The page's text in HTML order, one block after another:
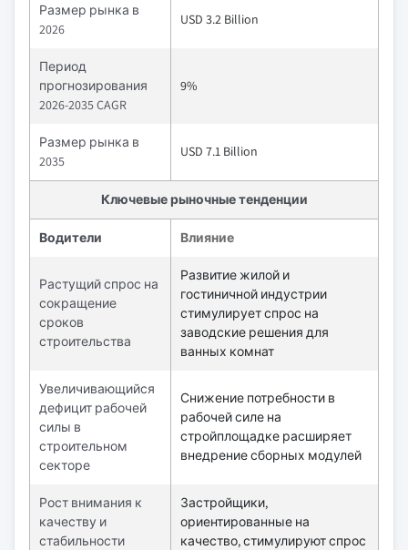
Размер рынка в
2026
USD 3.2 Billion
Период
прогнозирования
2026-2035 CAGR
9%
Размер рынка в
2035
USD 7.1 Billion
Ключевые рыночные тенденции
Водители Влияние
Растущий спрос на
сокращение
сроков
строительства
Развитие жилой и
гостиничной индустрии
стимулирует спрос на
заводские решения для
ванных комнат
Увеличивающийся
дефицит рабочей
силы в
строительном
секторе
Снижение потребности в
рабочей силе на
стройплощадке расширяет
внедрение сборных модулей
Рост внимания к
качеству и
стабильности
Застройщики,
ориентированные на
качество, стимулируют спрос